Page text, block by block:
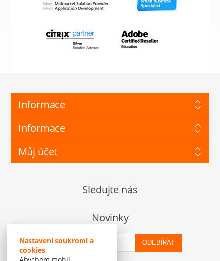
Nastavení soukromí a
cookies
Informace
Informace
Můj účet
Sledujte nás
Novinky
ODEBÍRAT